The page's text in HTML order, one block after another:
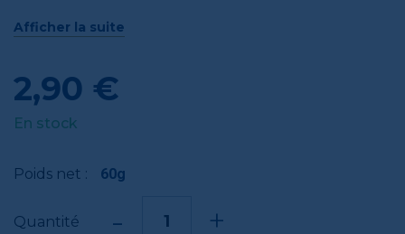
sauce fines herbes et pointe d'ail Hénaf
Découvrez également la
pour ajouter une touche de piment à vos apéritifs !
Afficher la suite
Afficher la suite
2,90 €
En stock
Poids net : 60g
Quantité - +